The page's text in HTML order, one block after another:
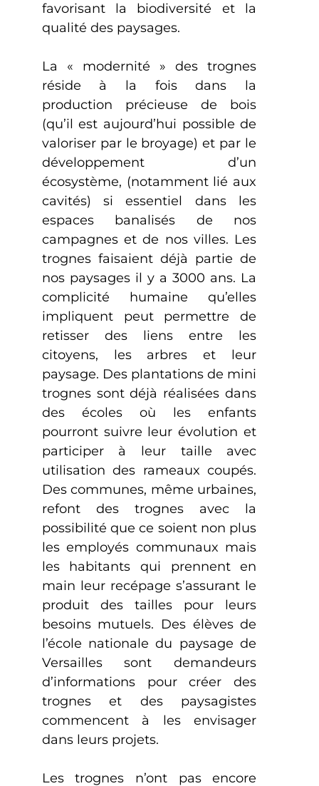
favorisant la biodiversité et la
qualité des paysages.
La « modernité » des trognes
réside à la fois dans la
production précieuse de bois
(qu’il est aujourd’hui possible de
valoriser par le broyage) et par le
développement d’un
écosystème, (notamment lié aux
cavités) si essentiel dans les
espaces banalisés de nos
campagnes et de nos villes. Les
trognes faisaient déjà partie de
nos paysages il y a 3000 ans. La
complicité humaine qu’elles
impliquent peut permettre de
retisser des liens entre les
citoyens, les arbres et leur
paysage. Des plantations de mini
trognes sont déjà réalisées dans
des écoles où les enfants
pourront suivre leur évolution et
participer à leur taille avec
utilisation des rameaux coupés.
Des communes, même urbaines,
refont des trognes avec la
possibilité que ce soient non plus
les employés communaux mais
les habitants qui prennent en
main leur recépage s’assurant le
produit des tailles pour leurs
besoins mutuels. Des élèves de
l’école nationale du paysage de
Versailles sont demandeurs
d’informations pour créer des
trognes et des paysagistes
commencent à les envisager
dans leurs projets.
Les trognes n’ont pas encore